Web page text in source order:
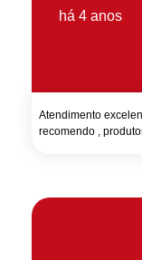
há 4 anos
Atendimento
recomendo ,